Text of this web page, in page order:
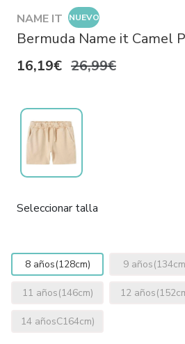
NAME IT NUEVO
Bermuda Name it Camel
16,19€ 26,99€
Seleccionar talla
8 años(128cm) 9
11 años(146cm) 12
14 añosC164cm)